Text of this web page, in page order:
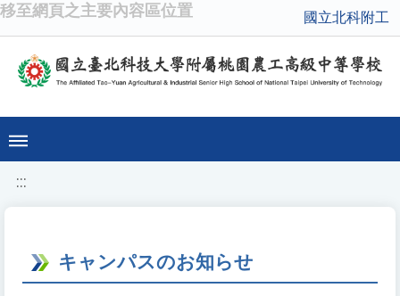
移至網頁之主要內容區位置 國立北科附工
:::
キャンパスのお知らせ